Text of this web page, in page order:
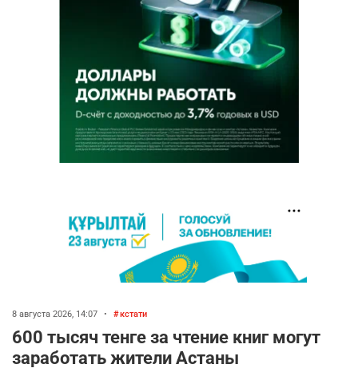
8 августа 2026, 14:07 • кстати
600 тысяч тенге за чтение книг могут
заработать жители Астаны